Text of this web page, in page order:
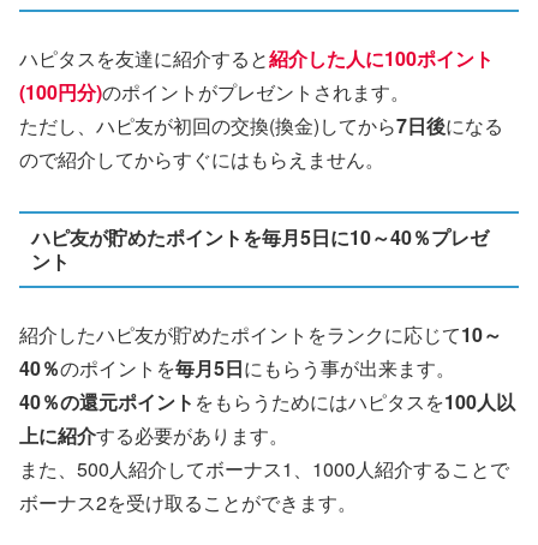
ハピタスを友達に紹介すると紹介した人に100ポイント
(100円分)のポイントがプレゼントされます。
ただし、ハピ友が初回の交換(換金)してから7日後になる
ので紹介してからすぐにはもらえません。
ハピ友が貯めたポイントを毎月5日に10～40％プレゼ
ント
紹介したハピ友が貯めたポイントをランクに応じて10～
40％のポイントを毎月5日にもらう事が出来ます。
40％の還元ポイント をもらうためにはハピタスを100人以
上に紹介する必要があります。
また、500人紹介してボーナス1、1000人紹介することで
ボーナス2を受け取ることができます。